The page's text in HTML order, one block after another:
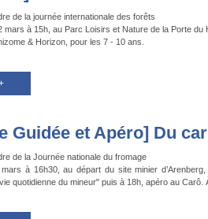
de la journée internationale des forêts
mars à 15h, au Parc Loisirs et Nature de la Porte du
& Horizon, pour les 7 - 10 ans.
Guidée et Apéro] Du
de la Journée nationale du fromage
à 16h30, au départ du site minier
quotidienne du mineur" puis à 18h, apéro au Carô.